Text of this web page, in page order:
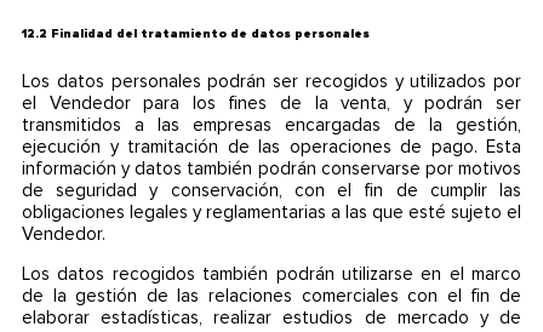
12.2 Finalidad del tratamiento de datos personales
Los datos personales podrán ser recogidos y utilizados por
el Vendedor para los fines de la venta, y podrán ser
transmitidos a las empresas encargadas de la gestión,
ejecución y tramitación de las operaciones de pago. Esta
información y datos también podrán conservarse por motivos
de seguridad y conservación, con el fin de cumplir las
obligaciones legales y reglamentarias a las que esté sujeto el
Vendedor.
Los datos recogidos también podrán utilizarse en el marco
de la gestión de las relaciones comerciales con el fin de
elaborar estadísticas, realizar estudios de mercado y de